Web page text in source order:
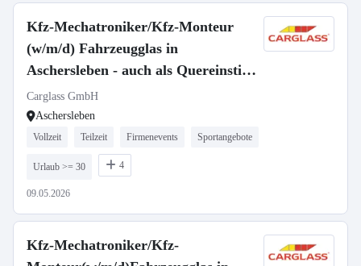
Kfz-Mechatroniker/Kfz-Monteur
(w/m/d) Fahrzeugglas in
Aschersleben - auch als Quereinstieg
- 414
Carglass GmbH
Aschersleben
Vollzeit Teilzeit Firmenevents Sportangebote
Urlaub >= 30 4
09.05.2026
Kfz-Mechatroniker/Kfz-